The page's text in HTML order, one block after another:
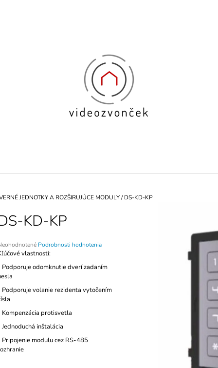
JEDNOTKY A ROZŠIRUJÚCE MODULY/ DS-KD-KP
KD-KP
Podrobnosti hodnotenia
vlastnosti:
Podporuje odomknutie dverí zadaním
Podporuje volanie rezidenta vytočením
Kompenzácia protisvetla
inštalácia
Pripojenie modulu cez RS-485
ČO POTREBUJETE NÁJSŤ?
HĽADAŤ
ČÍTAČKA S
ZONEWAY TF1-WIFI